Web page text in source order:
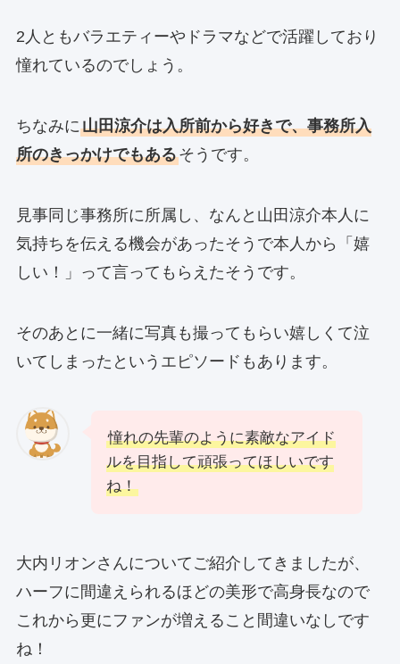
2人ともバラエティーやドラマなどで活躍しており
憧れているのでしょう。
ちなみに山田涼介は入所前から好きで、事務所入
所のきっかけでもあるそうです。
見事同じ事務所に所属し、なんと山田涼介本人に
気持ちを伝える機会があったそうで本人から「嬉
しい！」って言ってもらえたそうです。
そのあとに一緒に写真も撮ってもらい嬉しくて泣
いてしまったというエピソードもあります。
憧れの先輩のように素敵なアイド
ルを目指して頑張ってほしいです
ね！
大内リオンさんについてご紹介してきましたが、
ハーフに間違えられるほどの美形で高身長なので
これから更にファンが増えること間違いなしです
ね！